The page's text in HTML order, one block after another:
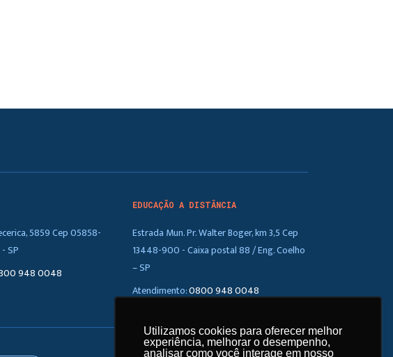
Utilizamos cookies para oferecer melhor
experiência, melhorar o desempenho,
analisar como você interage em nosso
Utilizamos cookies para oferecer melhor
experiência, melhorar o desempenho,
analisar como você interage em nosso
5859 Cep 05858-
SP
948 0048
EDUCAÇÃO A DISTÂNCIA
Estrada Mun. Pr. Walter Boger, km 3,5 Cep
13448-900 - Caixa postal 88 / Eng. Coelho
– SP
Atendimento:0800 948 0048